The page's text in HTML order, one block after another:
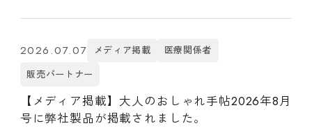
2026.07.07 メディア掲載
医療関係者
販売パートナー
【メディア掲載】大人のおしゃれ手帖2026年8月
号に弊社製品が掲載されました。